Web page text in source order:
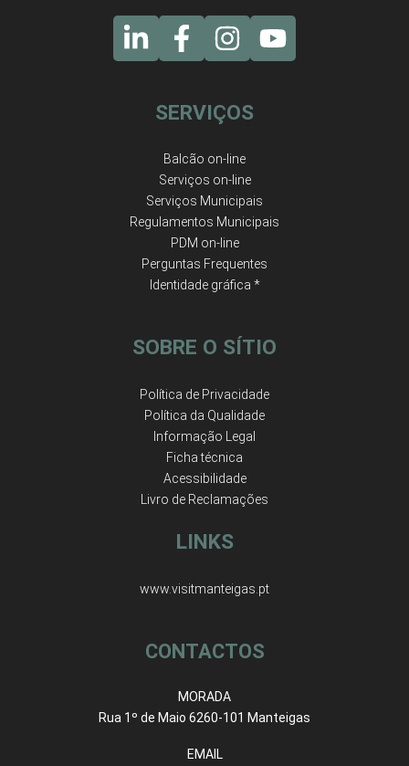
SERVIÇOS
Balcão on-line
Serviços on-line
Serviços Municipais
Regulamentos Municipais
PDM on-line
Perguntas Frequentes
Identidade gráfica *
SOBRE O SÍTIO
Política de Privacidade
Política da Qualidade
Informação Legal
Ficha técnica
Acessibilidade
Livro de Reclamações
LINKS
www.visitmanteigas.pt
CONTACTOS
MORADA
Rua 1º de Maio 6260-101 Manteigas
EMAIL